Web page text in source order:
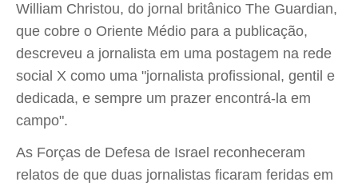
William Christou, do jornal britânico The Guardian,
que cobre o Oriente Médio para a publicação,
descreveu a jornalista em uma postagem na rede
social X como uma "jornalista profissional, gentil e
dedicada, e sempre um prazer encontrá-la em
campo".
As Forças de Defesa de Israel reconheceram
relatos de que duas jornalistas ficaram feridas em